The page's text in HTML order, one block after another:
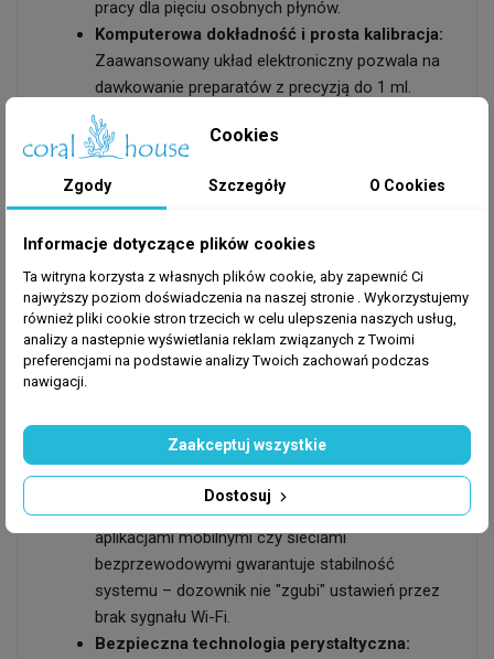
pracy dla pięciu osobnych płynów.
Komputerowa dokładność i prosta kalibracja:
Zaawansowany układ elektroniczny pozwala na
dawkowanie preparatów z precyzją do 1 ml.
Intuicyjny program kalibracyjny dla każdej
głowicy z osobna gwarantuje, że podawana
Twoim planem.
Sterownik umożliwia podawanie pojedynczej
dawki w zakresie od 1 do 9999 ml. Każda
pompa może włączać się do 24 razy na dobę
(co godzinę). Funkcja programowania przerw (w
odstępach od 1 do 30 dni) pozwala na
Czytelny interfejs LCD:Duży, podświetlany
ekran i intuicyjny panel sterowania ułatwiają
szybkie wprowadzanie zmian bezpośrednio na
urządzeniu. Brak konieczności parowania z
aplikacjami mobilnymi czy sieciami
bezprzewodowymi gwarantuje stabilność
systemu – dozownik nie "zgubi" ustawień przez
brak sygnału Wi-Fi.
Bezpieczna technologia perystaltyczna:
Cookies
Zgody Szczegóły O Cookies
Informacje dotyczące plików cookies
Ta witryna korzysta z własnych plików cookie, aby zapewnić Ci
najwyższy poziom doświadczenia na naszej stronie . Wykorzystujemy
również pliki cookie stron trzecich w celu ulepszenia naszych usług,
analizy a nastepnie wyświetlania reklam związanych z Twoimi
preferencjami na podstawie analizy Twoich zachowań podczas
nawigacji.
Dostosuj
Zaakceptuj wszystkie